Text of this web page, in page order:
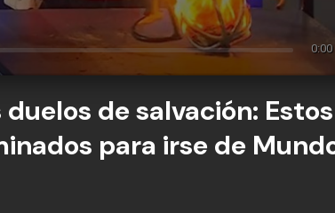
de salvación:
para irse de